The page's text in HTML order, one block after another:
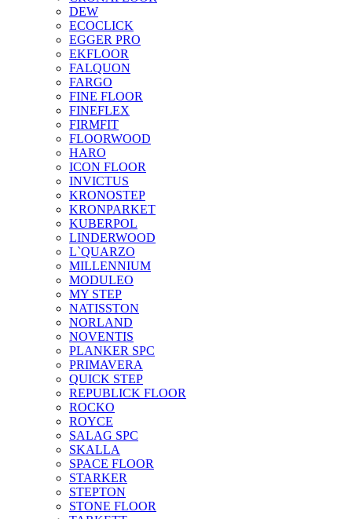
DEW
ECOCLICK
EGGER PRO
EKFLOOR
FALQUON
FARGO
FINE FLOOR
FINEFLEX
FIRMFIT
FLOORWOOD
HARO
ICON FLOOR
INVICTUS
KRONOSTEP
KRONPARKET
KUBERPOL
LINDERWOOD
L`QUARZO
MILLENNIUM
MODULEO
MY STEP
NATISSTON
NORLAND
NOVENTIS
PLANKER SPC
PRIMAVERA
QUICK STEP
REPUBLICK FLOOR
ROCKO
ROYCE
SALAG SPC
SKALLA
SPACE FLOOR
STARKER
STEPTON
STONE FLOOR